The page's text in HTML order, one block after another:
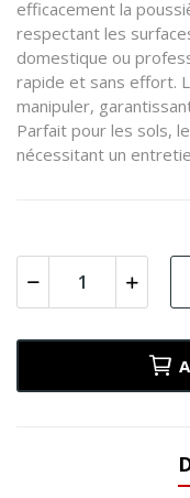
efficacement la
respectant les
domestique ou
rapide et sans effort.
manipuler,
Parfait pour les sols,
nécessitant un